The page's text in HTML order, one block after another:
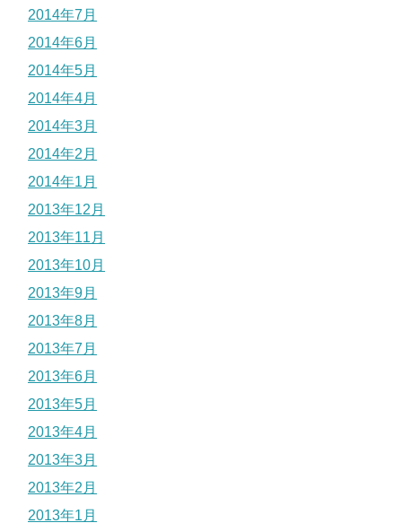
2014年7月
2014年6月
2014年5月
2014年4月
2014年3月
2014年2月
2014年1月
2013年12月
2013年11月
2013年10月
2013年9月
2013年8月
2013年7月
2013年6月
2013年5月
2013年4月
2013年3月
2013年2月
2013年1月